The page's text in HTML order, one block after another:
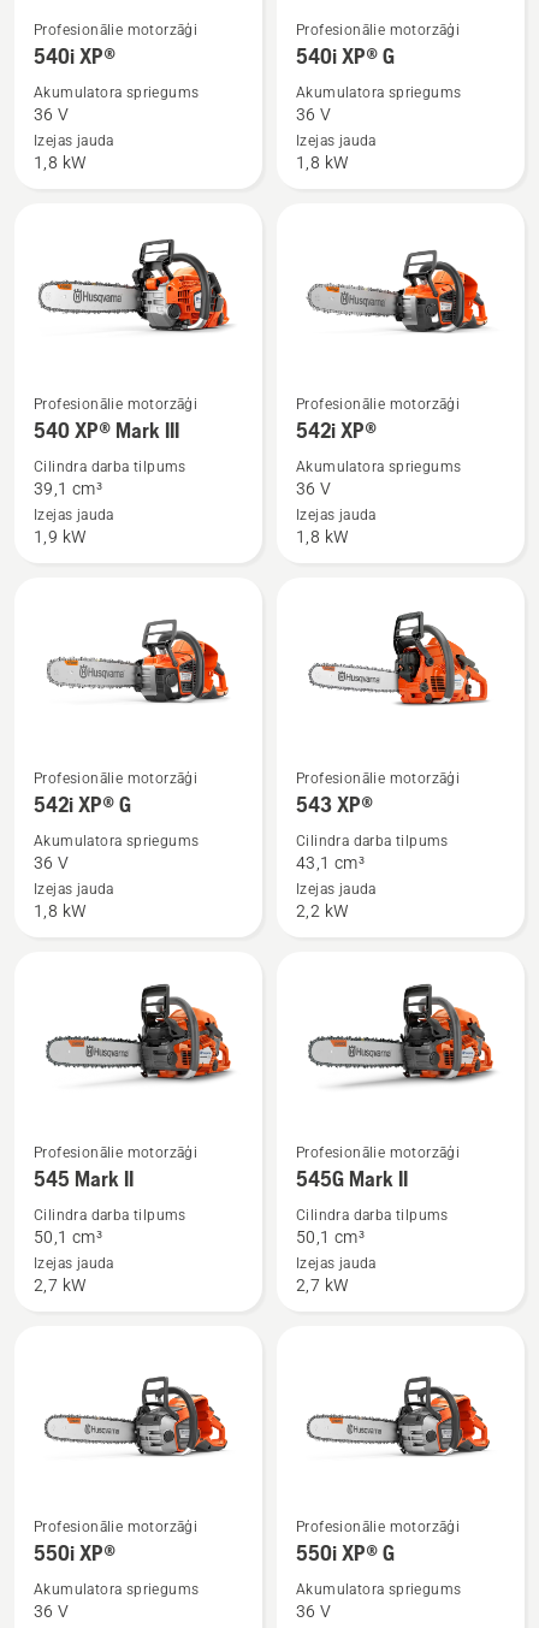
Skatīt
vairāk
par
540i
XP®
Profesionālie motorzāģi
540i XP®
Akumulatora spriegums
36 V
Izejas jauda
1,8 kW
Skatīt
vairāk
par
540i
XP®
Profesionālie motorzāģi
540i XP® G
Akumulatora spriegums
36 V
Izejas jauda
1,8 kW
Skatīt
vairāk
par
540 XP®
Mark
Profesionālie motorzāģi
540 XP® Mark III
Cilindra darba tilpums
39,1 сm³
Izejas jauda
1,9 kW
Skatīt
vairāk
par
542i
XP®
Profesionālie motorzāģi
542i XP®
Akumulatora spriegums
36 V
Izejas jauda
1,8 kW
Skatīt
vairāk
par
542i
XP®
Profesionālie motorzāģi
542i XP® G
Akumulatora spriegums
36 V
Izejas jauda
1,8 kW
Skatīt
vairāk
par
543 XP®
Profesionālie motorzāģi
543 XP®
Cilindra darba tilpums
43,1 сm³
Izejas jauda
2,2 kW
Skatīt
vairāk
par
545
Mark
Profesionālie motorzāģi
545 Mark II
Cilindra darba tilpums
50,1 сm³
Izejas jauda
2,7 kW
Skatīt
vairāk
par
545G
Mark
Profesionālie motorzāģi
545G Mark II
Cilindra darba tilpums
50,1 сm³
Izejas jauda
2,7 kW
Skatīt
vairāk
par
Profesionālie motorzāģi
550i XP®
Akumulatora spriegums
36 V
Skatīt
vairāk
par
Profesionālie motorzāģi
550i XP® G
Akumulatora spriegums
36 V